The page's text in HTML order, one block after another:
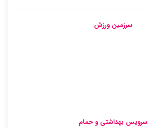
سرزمین ورزش
سرویس بهداشتی و حمام